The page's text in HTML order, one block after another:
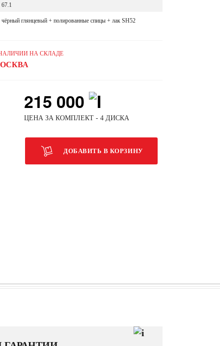
67.1
чёрный глянцевый + полированные спицы + лак SH52
НА СКЛАДЕ
215 000
ЦЕНА ЗА КОМПЛЕКТ - 4 ДИСКА
ДОБАВИТЬ В КОРЗИНУ